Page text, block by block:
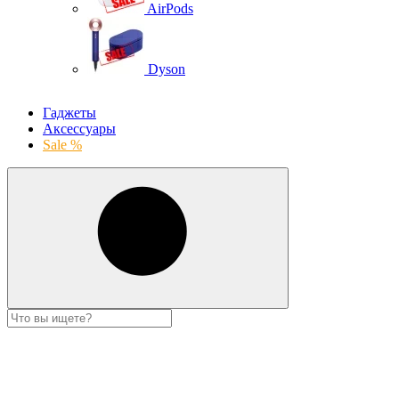
AirPods
Dyson
Гаджеты
Аксессуары
Sale %